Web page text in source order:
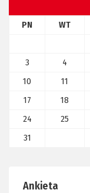
PN WT
3
4
10
11
17
18
24
25
31
Ankieta